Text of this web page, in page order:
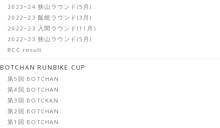
2023~24 狭山ラウンド(5月)
2022~23 飯能ラウンド(3月)
2022~23 入間ラウンド(11月)
2022~23 狭山ラウンド(5月)
RCC result
BOTCHAN RUNBIKE CUP
第5回 BOTCHAN
第4回 BOTCHAN
第3回 BOTCKAN
第2回 BOTCHAN
第1回 BOTCHAN